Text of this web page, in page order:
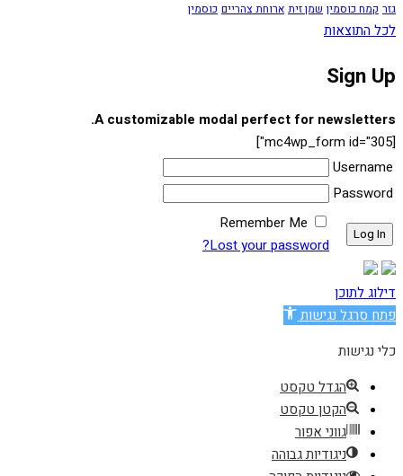
גזר קמח כוסמין שמן זית ארוחת צהריים כוסמין
לכל התוצאות
Sign Up
A customizable modal perfect for newsletters.
[mc4wp_form id="305"]
Username
Password
Remember Me
Lost your password?
דילוג לתוכן
פתח סרגל נגישות
כלי נגישות
הגדל טקסט
הקטן טקסט
גווני אפור
ניגודיות גבוהה